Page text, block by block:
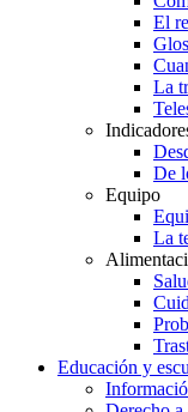
El
La
De
Equipo
La
Educación y